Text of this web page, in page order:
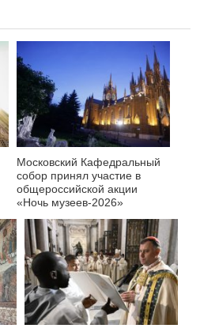
Московский Кафедральный
собор принял участие в
общероссийской акции
«Ночь музеев-2026»